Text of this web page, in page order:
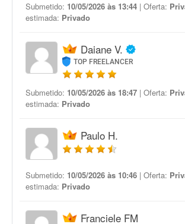
Submetido: 10/05/2026 às 13:44 | Oferta:
estimada: Privado
Daiane V.
TOP FREELANCER
Submetido: 10/05/2026 às 18:47 | Oferta:
estimada: Privado
Paulo H.
Submetido: 10/05/2026 às 10:46 | Oferta:
estimada: Privado
Franciele FM